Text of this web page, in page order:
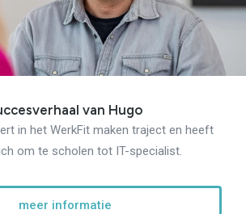
Jobcenter & jobhunting
Loopbaancoaching
Ons testcentrum
Uitkeringsinstantie
Aanvraag brochure 2026
Werkgevers
Budgetcoaching on the job
Outplacement
conflictsituaties
Maatschappelijk
van Hugo
in het WerkFit maken traject en heeft
om te scholen tot IT-specialist.
meer informatie